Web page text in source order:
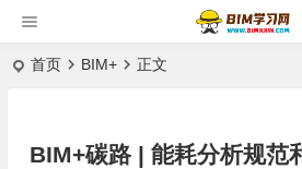
首页 BIM+ 正文
BIM+碳路 | 能耗分析规范